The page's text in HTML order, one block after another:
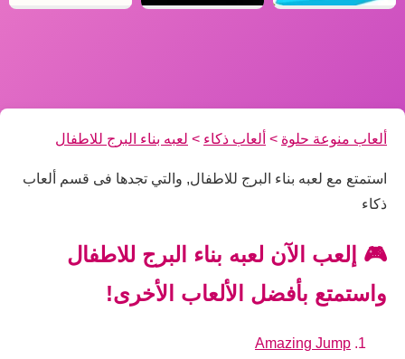
ألعاب منوعة حلوة > ألعاب ذكاء > لعبه بناء البرج للاطفال
استمتع مع لعبه بناء البرج للاطفال, والتي تجدها فى قسم ألعاب
ذكاء
🎮 إلعب الآن لعبه بناء البرج للاطفال
واستمتع بأفضل الألعاب الأخرى!
Amazing Jump